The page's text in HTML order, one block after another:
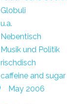
Globuli
u.a.
Nebentisch
Musik und Politik
rischdisch
caffeine and sugar
May 2006